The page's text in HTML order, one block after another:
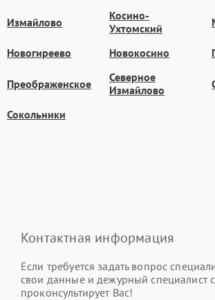
Измайлово
Косино-
Ухтомский
Новогиреево Новокосино
Преображенское
Северное
Измайлово
Сокольники
Контактная информация
Если требуется задать вопрос
свои данные и дежурный специалист
проконсультирует Вас!